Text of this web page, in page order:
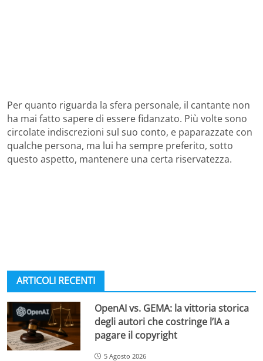
Per quanto riguarda la sfera personale, il cantante non
ha mai fatto sapere di essere fidanzato. Più volte sono
circolate indiscrezioni sul suo conto, e paparazzate con
qualche persona, ma lui ha sempre preferito, sotto
questo aspetto, mantenere una certa riservatezza.
ARTICOLI RECENTI
OpenAI vs. GEMA: la vittoria storica
degli autori che costringe l’IA a
pagare il copyright
5 Agosto 2026